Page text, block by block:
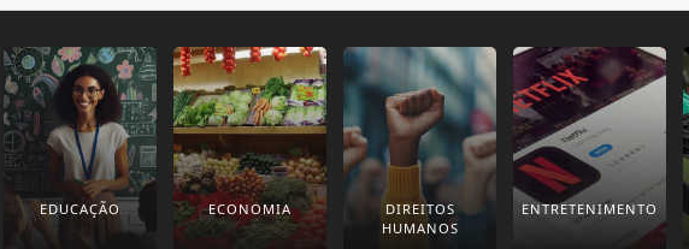
EDUCAÇÃO ECONOMIA
DIREITOS
HUMANOS
ENTRETENIMENTO